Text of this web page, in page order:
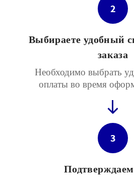
2
Выбираете удобный
заказа
Необходимо выбрать
оплаты во время
3
Подтверждаем